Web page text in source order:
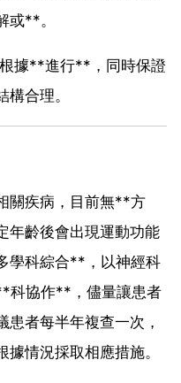
或**。
據**進行**，同時保證
合理。
關疾病，目前無**方
年齡後會出現運動功能
學科綜合**，以神經科
科協作**，儘量讓患者
者每半年複查一次，
情況採取相應措施。